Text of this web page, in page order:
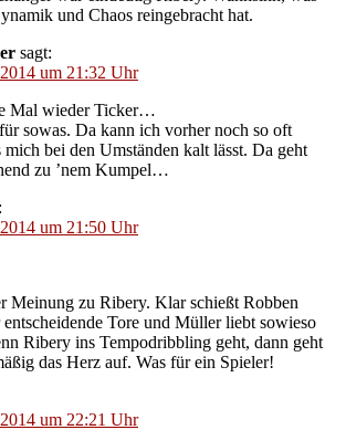
und Chaos reingebracht hat.
sagt:
um 21:32 Uhr
Mal wieder Ticker…
sowas. Da kann ich vorher noch so oft
mich bei den Umständen kalt lässt. Da geht
zu ’nem Kumpel…
um 21:50 Uhr
Meinung zu Ribery. Klar schießt Robben
Tore und Müller liebt sowieso
Ribery ins Tempodribbling geht, dann geht
das Herz auf. Was für ein Spieler!
um 22:21 Uhr